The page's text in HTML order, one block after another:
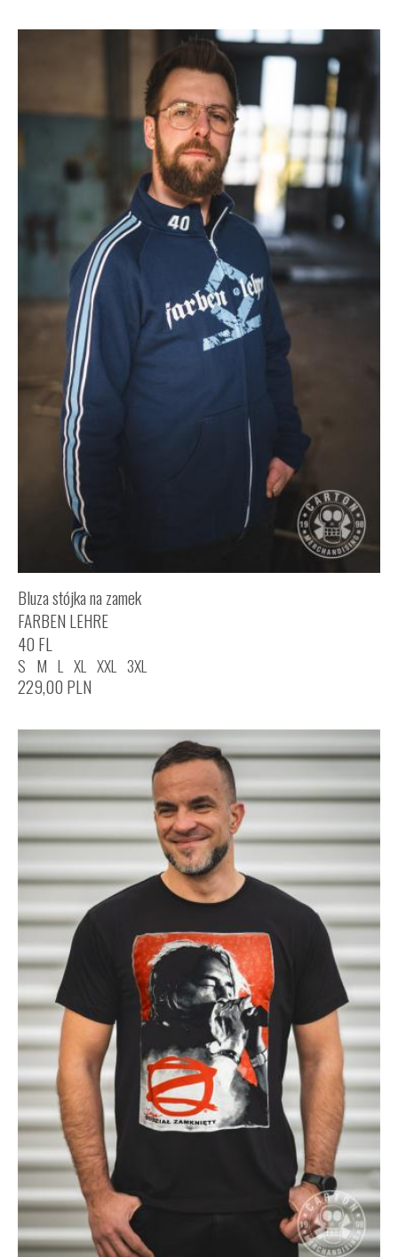
Bluza stójka na zamek
FARBEN LEHRE
40 FL
S M L XL XXL 3XL
229,00 PLN